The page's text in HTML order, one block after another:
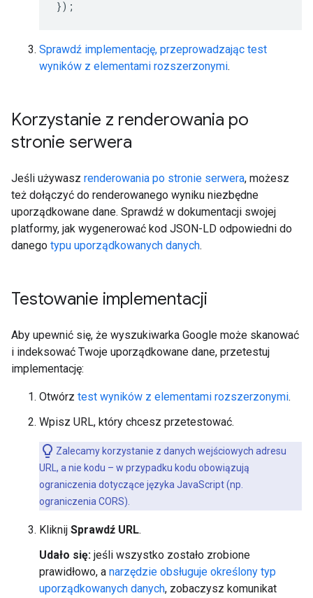
});
Sprawdź implementację, przeprowadzając test
wyników z elementami rozszerzonymi.
Korzystanie z renderowania po
stronie serwera
Jeśli używasz renderowania po stronie serwera, możesz
też dołączyć do renderowanego wyniku niezbędne
uporządkowane dane. Sprawdź w dokumentacji swojej
platformy, jak wygenerować kod JSON-LD odpowiedni do
danego typu uporządkowanych danych.
Testowanie implementacji
Aby upewnić się, że wyszukiwarka Google może skanować
i indeksować Twoje uporządkowane dane, przetestuj
implementację:
Otwórz test wyników z elementami rozszerzonymi.
Wpisz URL, który chcesz przetestować.
Zalecamy korzystanie z danych wejściowych adresu
URL, a nie kodu – w przypadku kodu obowiązują
ograniczenia dotyczące języka JavaScript (np.
ograniczenia CORS).
Kliknij Sprawdź URL.
Udało się: jeśli wszystko zostało zrobione
prawidłowo, a narzędzie obsługuje określony typ
uporządkowanych danych, zobaczysz komunikat